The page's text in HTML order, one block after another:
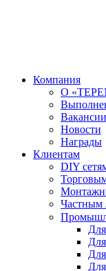
Компания
О
Вакансии
Новости
Награды
Клиентам
DIY
Частным